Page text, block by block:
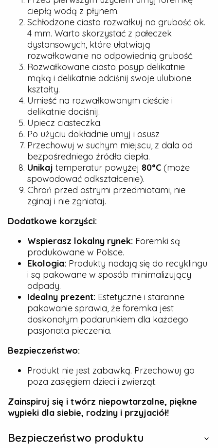
ciepłą wodą z płynem.
Schłodzone ciasto rozwałkuj na grubość ok.
4 mm. Warto skorzystać z pałeczek
dystansowych, które ułatwiają
rozwałkowanie na odpowiednią grubość.
Rozwałkowane ciasto posyp delikatnie
mąką i delikatnie odciśnij swoje ulubione
kształty.
Umieść na rozwałkowanym cieście i
delikatnie dociśnij.
Upiecz ciasteczka.
Po użyciu dokładnie umyj i osusz
Przechowuj w suchym miejscu, z dala od
bezpośredniego źródła ciepła.
Unikaj temperatur powyżej 80°C (może
spowodować odkształcenie).
Chroń przed ostrymi przedmiotami, nie
zginaj i nie zgniataj.
Dodatkowe korzyści:
Wspierasz lokalny rynek: Foremki są
produkowane w Polsce.
Ekologia: Produkty nadają się do recyklingu
i są pakowane w sposób minimalizujący
odpady.
Idealny prezent: Estetyczne i staranne
pakowanie sprawia, że foremka jest
doskonałym podarunkiem dla każdego
pasjonata pieczenia.
Bezpieczeństwo:
Produkt nie jest zabawką. Przechowuj go
poza zasięgiem dzieci i zwierząt.
Zainspiruj się i twórz niepowtarzalne, piękne
wypieki dla siebie, rodziny i przyjaciół!
Bezpieczeństwo produktu